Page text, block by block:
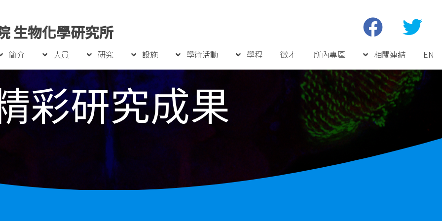
生物化學研究所
簡介 人員 研究 設施 學術活動 學程 徵才 所內專區 相關連結 EN
彩研究成果